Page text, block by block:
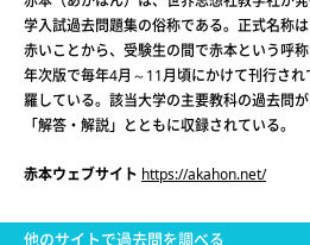
学入試過去問題集の俗称である。正式名称
赤いことから、受験生の間で赤本という呼称
年次版で毎年4月～11月頃にかけて刊行さ
羅している。該当大学の主要教科の過去問
「解答・解説」とともに収録されている。
赤本ウェブサイト https://akahon.net/
他のサイトで過去問を調べる